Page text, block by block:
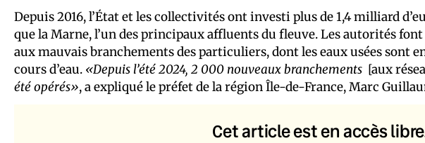
Depuis 2016, l’État et les collectivités ont investi plus de 1,4 milliard
que la Marne, l’un des principaux affluents du fleuve. Les autorités
aux mauvais branchements des particuliers, dont les eaux usées sont
cours d’eau. «Depuis l’été 2024, 2 000 nouveaux branchements [aux
été opérés», a expliqué le préfet de la région Île-de-France, Marc
Cet article est en accès